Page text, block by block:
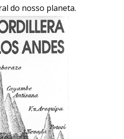
do nosso planeta.